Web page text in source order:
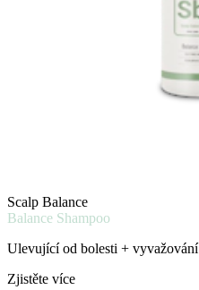
Scalp Balance
Balance Shampoo
Ulevující od bolesti + vyvažování
Zjistěte více